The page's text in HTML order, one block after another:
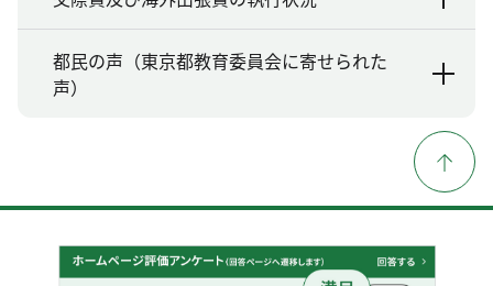
都民の声（東京都教育委員会に寄せられた
声）